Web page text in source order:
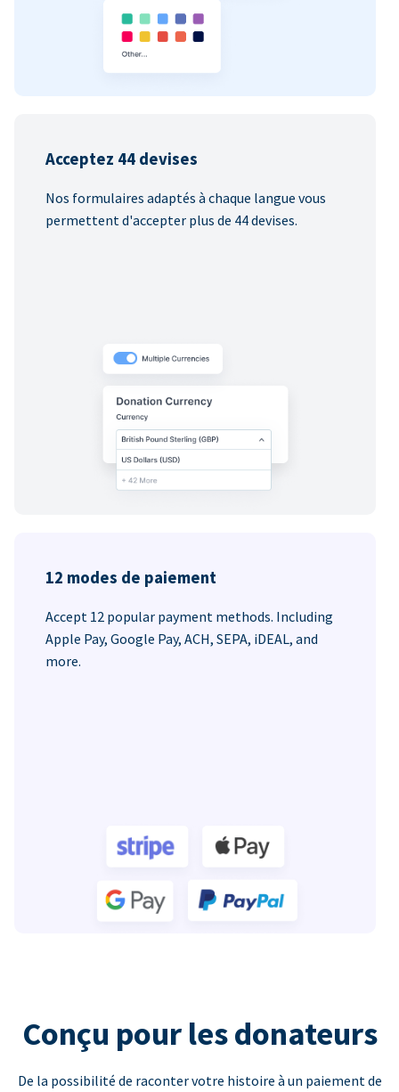
Acceptez 44 devises
Nos formulaires adaptés à chaque langue vous
permettent d'accepter plus de 44 devises.
12 modes de paiement
Accept 12 popular payment methods. Including
Apple Pay, Google Pay, ACH, SEPA, iDEAL, and
more.
Conçu pour les donateurs
De la possibilité de raconter votre histoire à un paiement de